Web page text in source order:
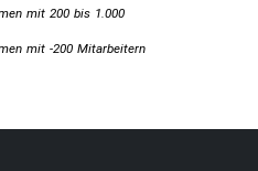
mit 200 bis 1.000
mit -200 Mitarbeitern